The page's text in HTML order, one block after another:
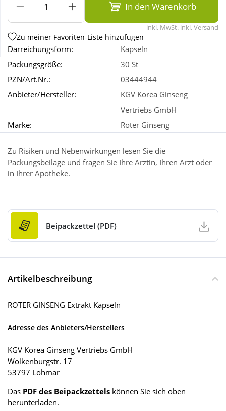
Wellness
In den Warenkorb
inkl. MwSt. inkl. Versand
Zu meiner Favoriten-Liste hinzufügen
Darreichungsform:
Kapseln
Packungsgröße:
30 St
PZN/Art.Nr.:
03444944
Anbieter/Hersteller:
KGV Korea Ginseng
Vertriebs GmbH
Marke:
Roter Ginseng
Zu Risiken und Nebenwirkungen lesen Sie die
Packungsbeilage und fragen Sie Ihre Ärztin, Ihren Arzt oder
in Ihrer Apotheke.
Beipackzettel (PDF)
Artikelbeschreibung
ROTER GINSENG Extrakt Kapseln
Adresse des Anbieters/Herstellers
KGV Korea Ginseng Vertriebs GmbH
Wolkenburgstr. 17
53797 Lohmar
Das PDF des Beipackzettels können Sie sich oben
herunterladen.